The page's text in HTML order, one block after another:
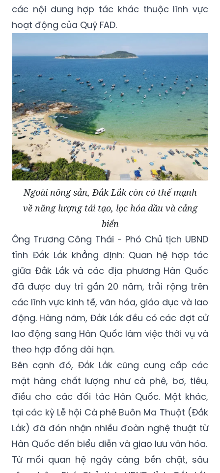
các nội dung hợp tác khác thuộc lĩnh vực
hoạt động của Quỹ FAD.
Ngoài nông sản, Đắk Lắk còn có thế mạnh
về năng lượng tái tạo, lọc hóa dầu và cảng
biển
Ông Trương Công Thái - Phó Chủ tịch UBND
tỉnh Đắk Lắk khẳng định: Quan hệ hợp tác
giữa Đắk Lắk và các địa phương Hàn Quốc
đã được duy trì gần 20 năm, trải rộng trên
các lĩnh vực kinh tế, văn hóa, giáo dục và lao
động. Hàng năm, Đắk Lắk đều có các đợt cử
lao động sang Hàn Quốc làm việc thời vụ và
theo hợp đồng dài hạn.
Bên cạnh đó, Đắk Lắk cũng cung cấp các
mặt hàng chất lượng như cà phê, bơ, tiêu,
điều cho các đối tác Hàn Quốc. Mặt khác,
tại các kỳ Lễ hội Cà phê Buôn Ma Thuột (Đắk
Lắk) đã đón nhận nhiều đoàn nghệ thuật từ
Hàn Quốc đến biểu diễn và giao lưu văn hóa.
Từ mối quan hệ ngày càng bền chặt, sâu